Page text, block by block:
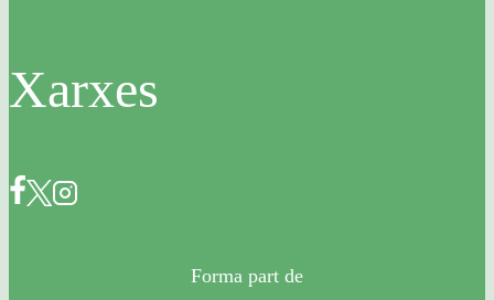
Xarxes
Forma part de